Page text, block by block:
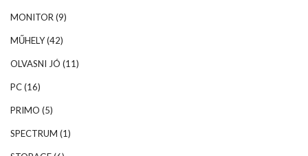
MONITOR (9)
MŰHELY(42)
OLVASNI JÓ (11)
PC(16)
PRIMO (5)
SPECTRUM (1)